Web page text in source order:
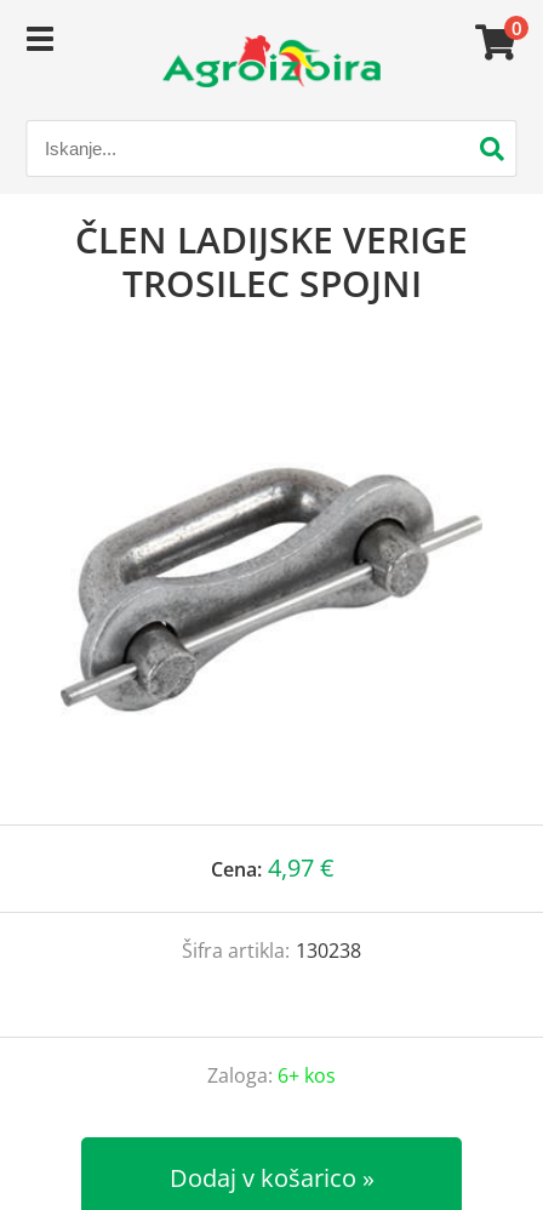
0
ČLEN LADIJSKE VERIGE
TROSILEC SPOJNI
Cena: 4,97 €
Šifra artikla: 130238
Zaloga: 6+ kos
Dodaj v košarico